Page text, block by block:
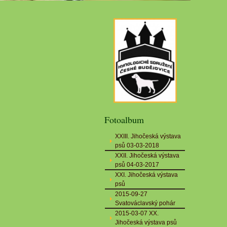
Fotoalbum
XXIII. Jihočeská výstava
psů 03-03-2018
XXII. Jihočeská výstava
psů 04-03-2017
XXI. Jihočeská výstava
psů
2015-09-27
Svatováclavský pohár
2015-03-07 XX.
Jihočeská výstava psů